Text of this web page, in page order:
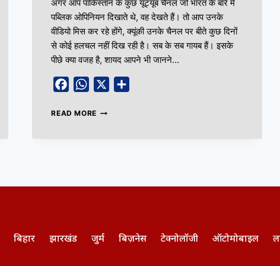
अगर आप पाकिस्तान के कुछ यूट्यूब चैनल जो भारत के बारे में
पब्लिक ओपिनियन दिखाते थे, वह देखते हैं। तो आप उनके
वीडियो मिस कर रहे होंगे, क्यूंकी उनके चैनल पर बीते कुछ दिनों
से कोई हलचल नहीं दिख रही है। सब के सब गायब हैं। इसके
पीछे क्या वजह है, शायद आपने भी जानने…
FacebookWhatsApp
READ MORE
बिहार झारखंड जुर्म बिज़नेस टेक्नोलॉजी ऑटोमोबाइल